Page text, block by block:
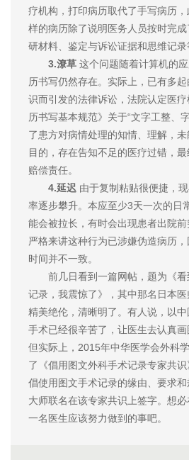
疗机构，打印病历取代了手写病历
样的病历除了说明医务人员按时完
研材料、鉴定与诉讼证据和思维记录
3.潦草 这个问题随着计算机的
历书写仍然存在。实际上，已有多起
识而引发的法律诉讼，法院认定医
历书写基本规范》关于“文字工整、
了患方对病情处理的知情、理解，
目的，存在告知不足的医疗过错，
赔偿责任。
4.延迟 由于复制粘贴很便捷，
率逐步攀升。本应至少3天一次的日
能会被拉长，有时会出现患者出院
严格来讲这种行为已涉嫌伪造病历
时间并不一致。
前几日看到一篇网帖，题为《看
记录，我震惊了》，其中那名日本
精美绝伦，清晰明了。有人说，以
手术已经很辛苦了，让医生去认真画
但实际上，2015年中华医学会外科
了《倡用图文外科手术记录专家共
倡使用图文手术记录的缘由、要求
大师联名在该专家共识上签字。想
一名医生应该努力做到的事吧。